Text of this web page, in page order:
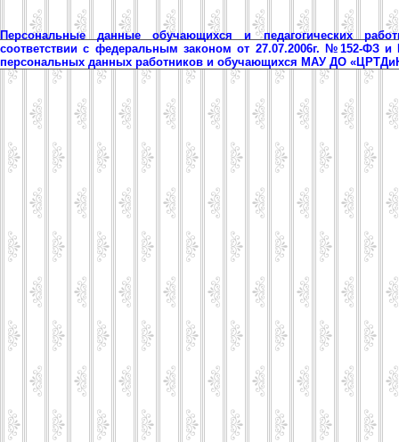
Персональные данные обучающихся и педагогических
соответствии с федеральным законом от 27.07.2006г. №152-ФЗ
персональных данных работников и обучающихся МАУ ДО